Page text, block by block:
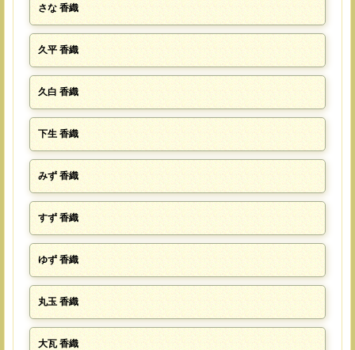
さな 香織
久平 香織
久白 香織
下生 香織
みず 香織
すず 香織
ゆず 香織
丸玉 香織
大瓦 香織